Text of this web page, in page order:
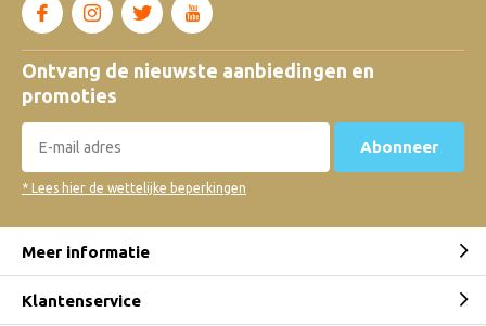
Ontvang de nieuwste aanbiedingen en
promoties
Abonneer
* Lees hier de wettelijke beperkingen
Meer informatie
Klantenservice